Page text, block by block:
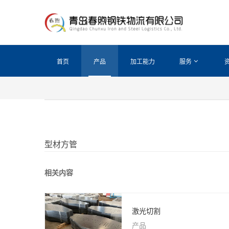
首页 产品 加工能力 服务
型材方管
相关内容
激光切割
产品